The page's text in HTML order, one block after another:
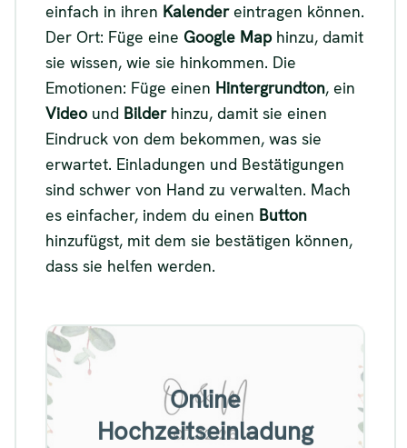
einfach in ihren Kalendereintragen können.
Der Ort: Füge eine Google Maphinzu, damit
sie wissen, wie sie hinkommen. Die
Emotionen: Füge einen Hintergrundton, ein
Video und Bilderhinzu, damit sie einen
Eindruck von dem bekommen, was sie
erwartet. Einladungen und Bestätigungen
sind schwer von Hand zu verwalten. Mach
es einfacher, indem du einen Button
hinzufügst, mit dem sie bestätigen können,
dass sie helfen werden.
Online
Hochzeitseinladung
Beispiel für eine Online-
Hochzeitseinladung